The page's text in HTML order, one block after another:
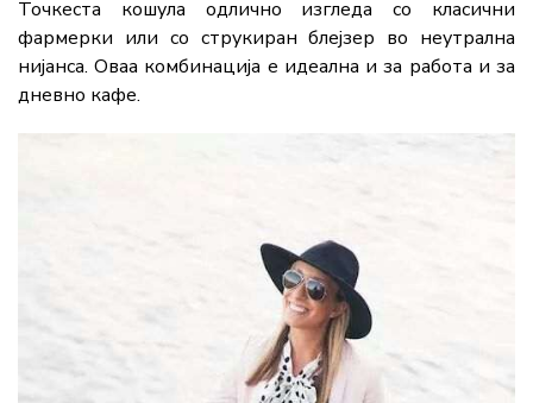
Точкеста кошула одлично изгледа со класични
фармерки или со струкиран блејзер во неутрална
нијанса. Оваа комбинација е идеална и за работа и за
дневно кафе.